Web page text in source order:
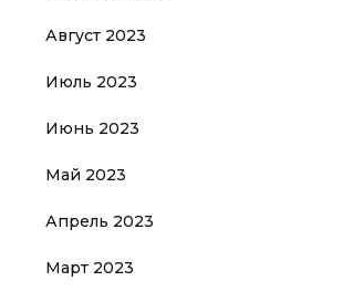
Август 2023
Июль 2023
Июнь 2023
Май 2023
Апрель 2023
Март 2023